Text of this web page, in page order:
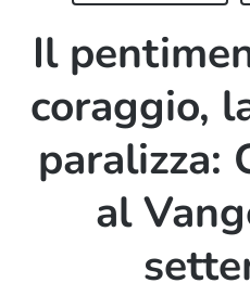
Il
coraggio,
paralizza:
al